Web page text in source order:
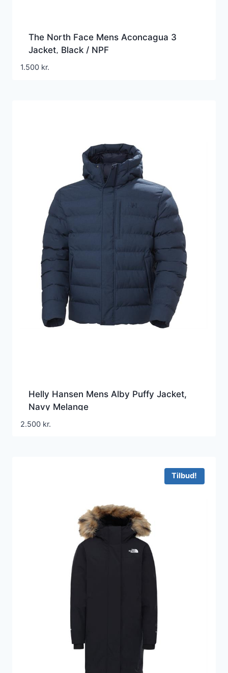
The North Face Mens Aconcagua 3
Jacket, Black / NPF
1.500 kr.
Helly Hansen Mens Alby Puffy Jacket,
Navy Melange
2.500 kr.
Tilbud!